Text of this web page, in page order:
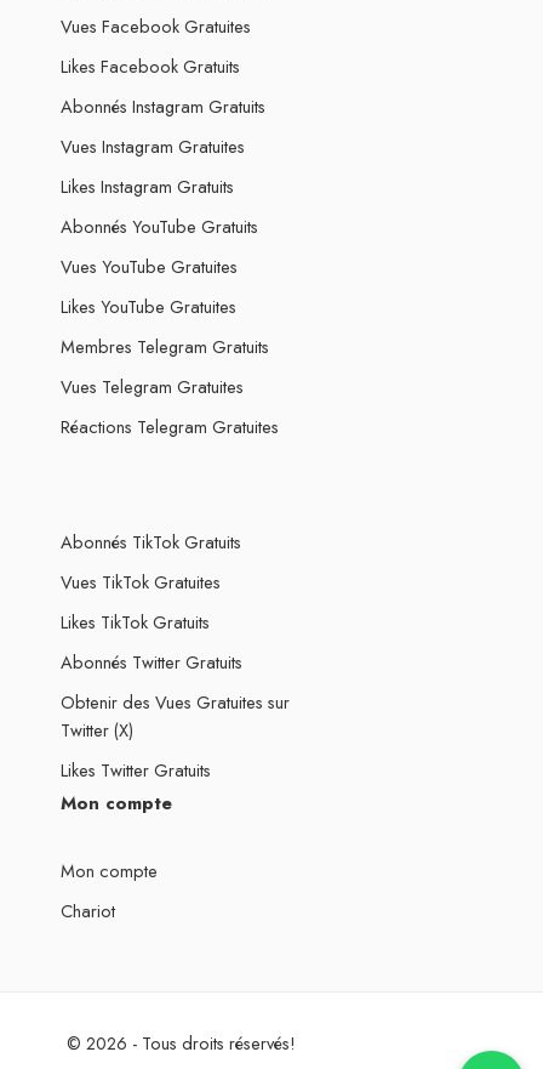
Vues Facebook Gratuites
Likes Facebook Gratuits
Abonnés Instagram Gratuits
Vues Instagram Gratuites
Likes Instagram Gratuits
Abonnés YouTube Gratuits
Vues YouTube Gratuites
Likes YouTube Gratuites
Membres Telegram Gratuits
Vues Telegram Gratuites
Réactions Telegram Gratuites
Abonnés TikTok Gratuits
Vues TikTok Gratuites
Likes TikTok Gratuits
Abonnés Twitter Gratuits
Obtenir des Vues Gratuites sur
Twitter (X)
Likes Twitter Gratuits
Mon compte
Mon compte
Chariot
© 2026 - Tous droits réservés!